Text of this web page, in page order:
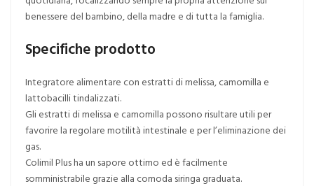
benessere del bambino, della madre e di tutta la famiglia.
Specifiche prodotto
Integratore alimentare con estratti di melissa, camomilla e
lattobacilli tindalizzati.
Gli estratti di melissa e camomilla possono risultare utili per
favorire la regolare motilità intestinale e per l’eliminazione dei
gas.
Colimil Plus ha un sapore ottimo ed è facilmente
somministrabile grazie alla comoda siringa graduata.